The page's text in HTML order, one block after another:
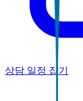
상담 일정 잡기